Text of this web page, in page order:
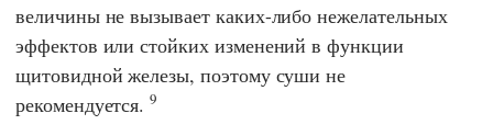
величины не вызывает каких-либо нежелательных
эффектов или стойких изменений в функции
щитовидной железы, поэтому суши не
рекомендуется.9